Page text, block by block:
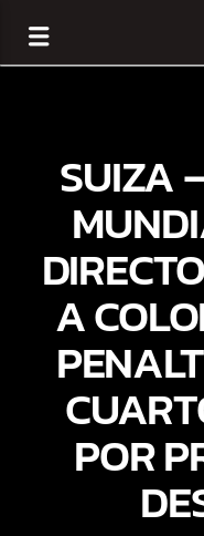
CURRENT TRACK
ARTIST
SUIZA
A
POR